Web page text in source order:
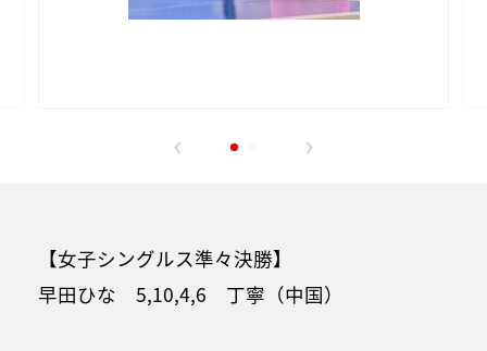
【女子シングルス準々決勝】
早田ひな 5,10,4,6 丁寧（中国）